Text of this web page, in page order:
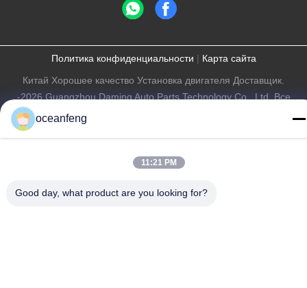
Политика конфиденциальности | Карта сайта
Китай Хорошее качество Установка двигателя Доставщик.
-2026 Guangzhou Daming Auto Parts Technology Co., Ltd. Все
oceanfeng
11:21 PM
Good day, what product are you looking for?